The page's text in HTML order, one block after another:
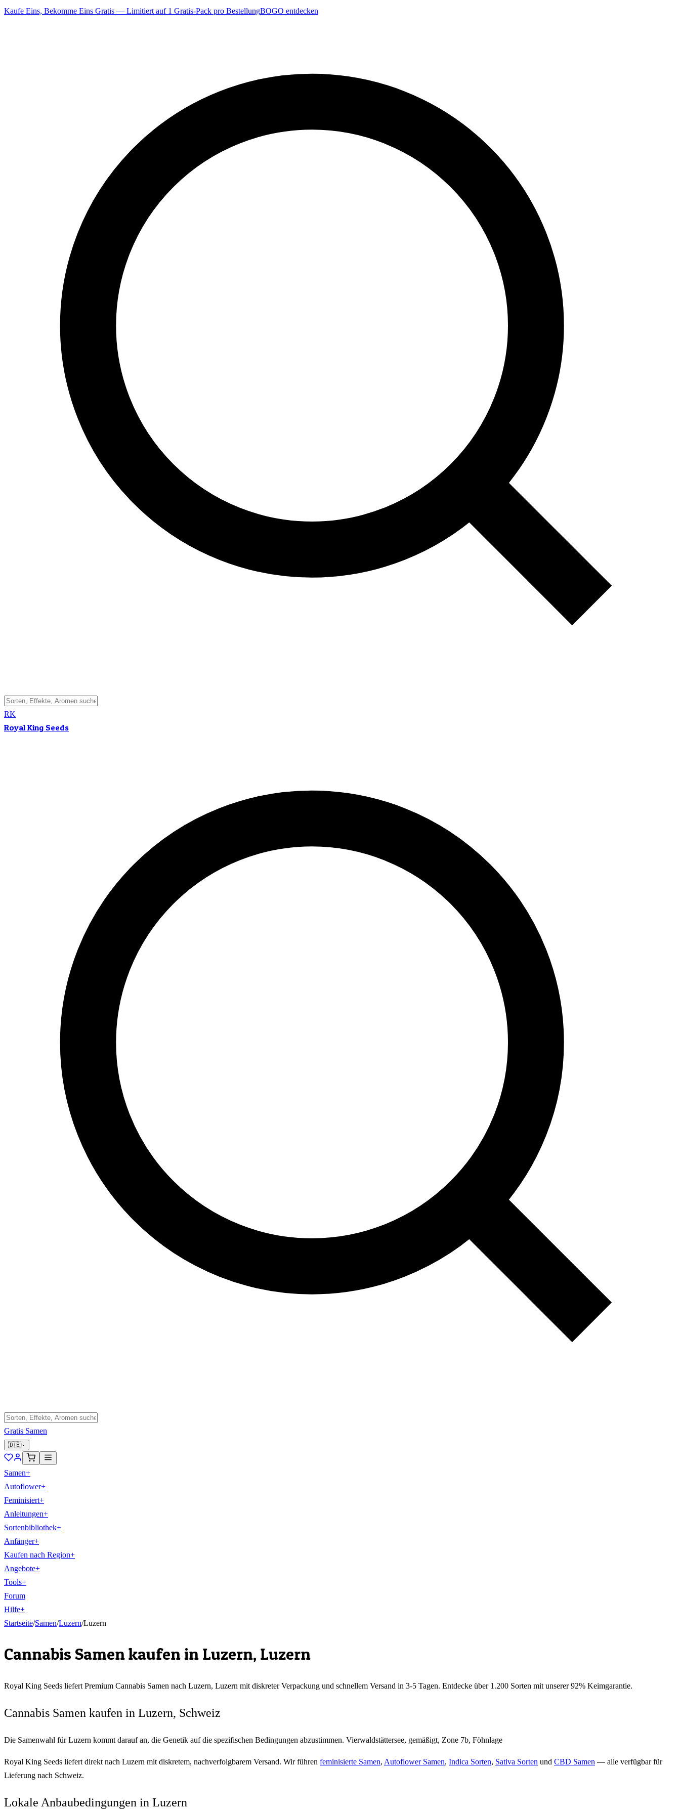
Kaufe Eins, Bekomme Eins Gratis — Limitiert auf 1 Gratis-Pack pro BestellungBOGO entdecken
RK
Royal King Seeds
Gratis Samen
🇩🇪
Samen+
Autoflower+
Feminisiert+
Anleitungen+
Sortenbibliothek+
Anfänger+
Kaufen nach Region+
Angebote+
Tools+
Forum
Hilfe+
Startseite/Samen/Luzern/Luzern
Cannabis Samen kaufen in Luzern, Luzern
Royal King Seeds liefert Premium Cannabis Samen nach Luzern, Luzern mit diskreter Verpackung und schnellem Versand in 3-5 Tagen. Entdecke über 1.200 Sorten mit unserer 92% Keimgarantie.
Cannabis Samen kaufen in Luzern, Schweiz
Die Samenwahl für Luzern kommt darauf an, die Genetik auf die spezifischen Bedingungen abzustimmen. Vierwaldstättersee, gemäßigt, Zone 7b, Föhnlage
Royal King Seeds liefert direkt nach Luzern mit diskretem, nachverfolgbarem Versand. Wir führen feminisierte Samen, Autoflower Samen, Indica Sorten, Sativa Sorten und CBD Samen — alle verfügbar für
Lieferung nach Schweiz.
Lokale Anbaubedingungen in Luzern